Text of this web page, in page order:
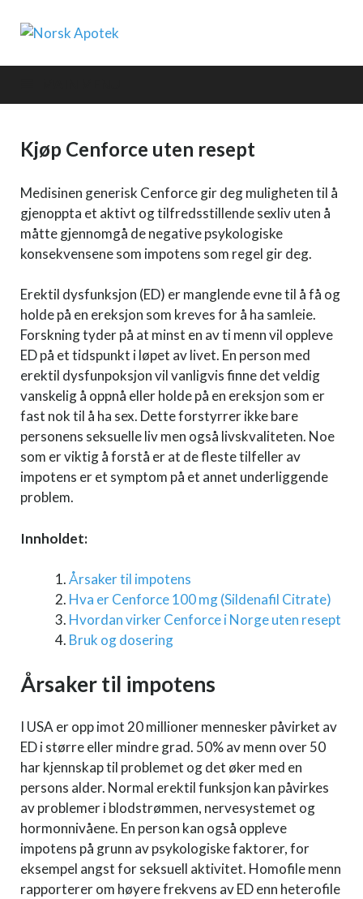
Norsk Apotek
Kjøp Cenforce uten resept
Medisinen generisk Cenforce gir deg muligheten til å
gjenoppta et aktivt og tilfredsstillende sexliv uten å
måtte gjennomgå de negative psykologiske
konsekvensene som impotens som regel gir deg.
Erektil dysfunksjon (ED) er manglende evne til å få og
holde på en ereksjon som kreves for å ha samleie.
Forskning tyder på at minst en av ti menn vil oppleve
ED på et tidspunkt i løpet av livet. En person med
erektil dysfunpoksjon vil vanligvis finne det veldig
vanskelig å oppnå eller holde på en ereksjon som er
fast nok til å ha sex. Dette forstyrrer ikke bare
personens seksuelle liv men også livskvaliteten. Noe
som er viktig å forstå er at de fleste tilfeller av
impotens er et symptom på et annet underliggende
problem.
Innholdet:
Årsaker til impotens
Hva er Cenforce 100 mg (Sildenafil Citrate)
Hvordan virker Cenforce i Norge uten resept
Bruk og dosering
Årsaker til impotens
I USA er opp imot 20 millioner mennesker påvirket av
ED i større eller mindre grad. 50% av menn over 50
har kjennskap til problemet og det øker med en
persons alder. Normal erektil funksjon kan påvirkes
av problemer i blodstrømmen, nervesystemet og
hormonnivåene. En person kan også oppleve
impotens på grunn av psykologiske faktorer, for
eksempel angst for seksuell aktivitet. Homofile menn
rapporterer om høyere frekvens av ED enn heterofile